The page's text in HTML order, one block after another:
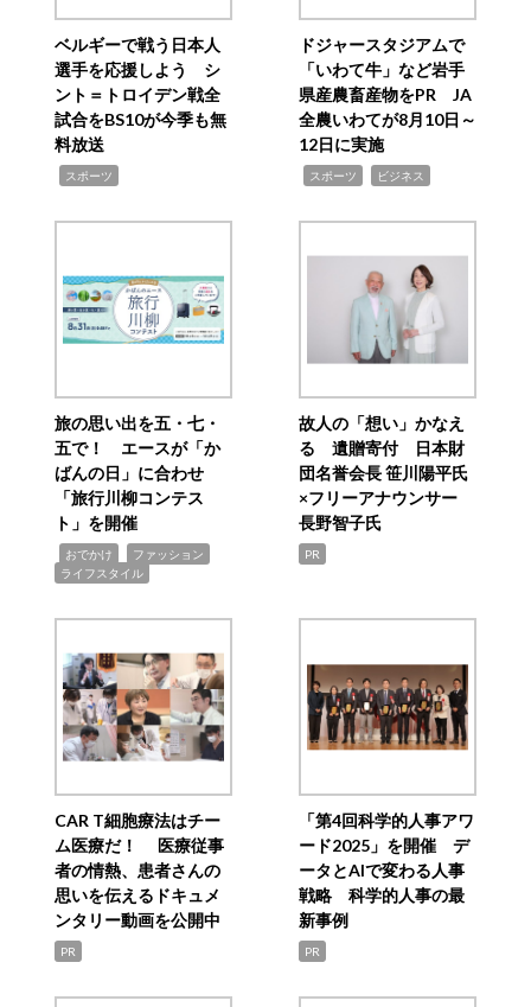
ベルギーで戦う日本人
選手を応援しよう シ
ント＝トロイデン戦全
試合をBS10が今季も無
料放送
スポーツ
ドジャースタジアムで
「いわて牛」など岩手
県産農畜産物をPR JA
全農いわてが8月10日～
12日に実施
スポーツ ビジネス
旅の思い出を五・七・
五で！ エースが「か
ばんの日」に合わせ
「旅行川柳コンテス
ト」を開催
おでかけ ファッション
ライフスタイル
故人の「想い」かなえ
る 遺贈寄付 日本財
団名誉会長 笹川陽平氏
×フリーアナウンサー
長野智子氏
PR
CAR T細胞療法はチー
ム医療だ！ 医療従事
者の情熱、患者さんの
思いを伝えるドキュメ
ンタリー動画を公開中
PR
「第4回科学的人事アワ
ード2025」を開催 デ
ータとAIで変わる人事
戦略 科学的人事の最
新事例
PR